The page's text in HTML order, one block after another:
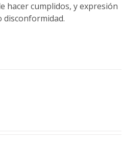
hacer cumplidos, y expresión
disconformidad.